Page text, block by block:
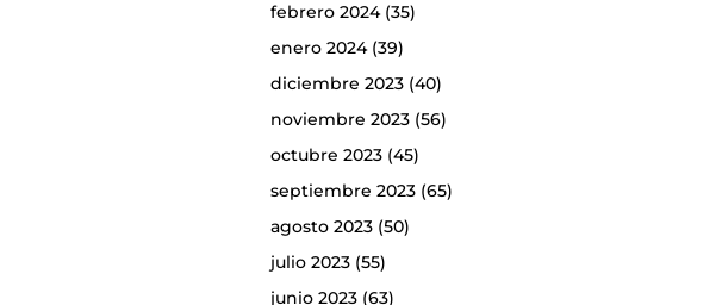
febrero 2024(35)
enero 2024(39)
diciembre 2023(40)
noviembre 2023(56)
octubre 2023(45)
septiembre 2023(65)
agosto 2023(50)
julio 2023(55)
junio 2023(63)